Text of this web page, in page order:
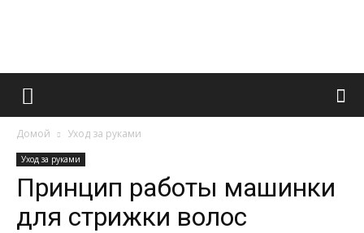
Французский
и
Домой Уход за руками
Уход за руками
Принцип работы машинки
для стрижки волос